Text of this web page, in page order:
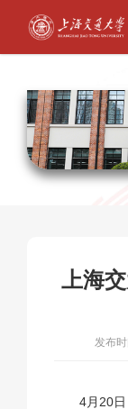
上海
发布
4月20